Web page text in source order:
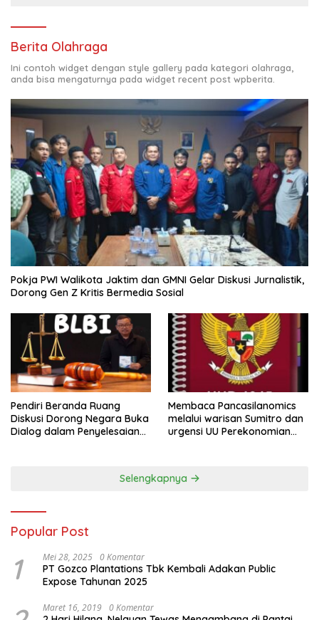
Berita Olahraga
Ini contoh widget dengan style gallery pada kategori olahraga,
anda bisa mengaturnya pada widget recent post wpberita.
Pokja PWI Walikota Jaktim dan GMNI Gelar Diskusi Jurnalistik,
Dorong Gen Z Kritis Bermedia Sosial
Pendiri Beranda Ruang
Diskusi Dorong Negara Buka
Dialog dalam Penyelesaian
Membaca Pancasilanomics
melalui warisan Sumitro dan
urgensi UU Perekonomian
Selengkapnya
Popular Post
1 Mei 28, 2025 0 Komentar
PT Gozco Plantations Tbk Kembali Adakan Public
Expose Tahunan 2025
Maret 16, 2019 0 Komentar